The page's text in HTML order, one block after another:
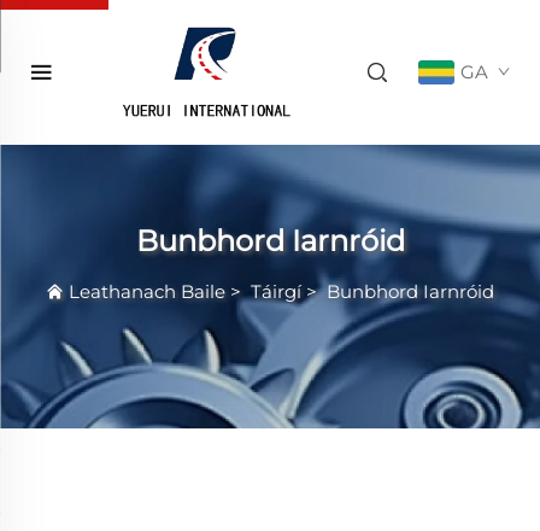
GA
Bunbhord Iarnróid
Leathanach Baile >Táirgí>Bunbhord Iarnróid